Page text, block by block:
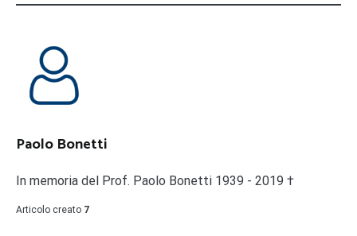
Paolo Bonetti
In memoria del Prof. Paolo Bonetti 1939 - 2019 †
Articolo creato 7